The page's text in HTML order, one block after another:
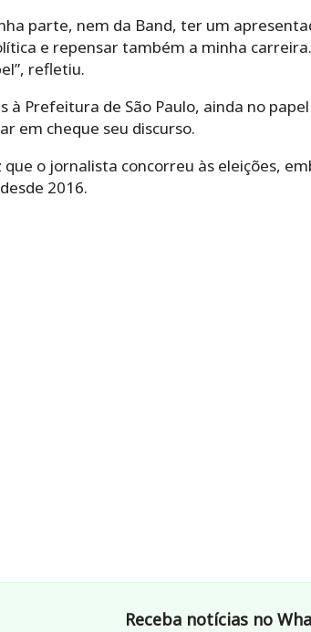
parte, nem da Band, ter um
e repensar também a minha
refletiu.
à Prefeitura de São Paulo, ainda no
em cheque seu discurso.
que o jornalista concorreu às eleições,
2016.
Receba notícias no